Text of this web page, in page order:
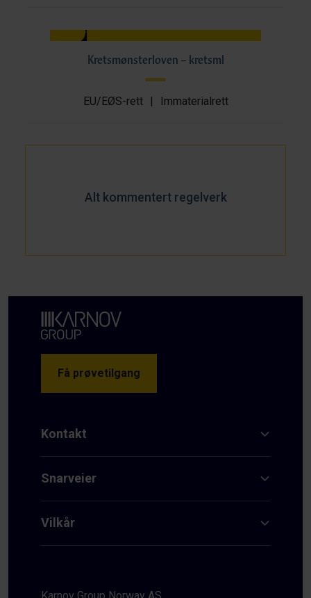
Kretsmønsterloven – kretsml
EU/EØS-rett | Immaterialrett
Alt kommentert regelverk
Få prøvetilgang
Kontakt
Snarveier
Vilkår